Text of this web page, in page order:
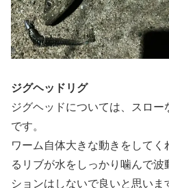
ジグヘッドリグ
ジグヘッドについては、スロ
です。
ワーム自体大きな動きをして
るリブが水をしっかり噛んで波
ションはしないで良いと思い